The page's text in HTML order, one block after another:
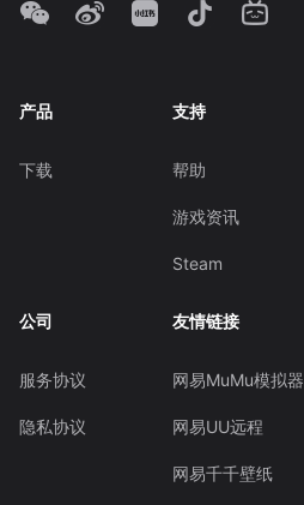
产品
下载
支持
帮助
游戏资讯
Steam
公司
服务协议
隐私协议
友情链接
网易MuMu模拟器
网易UU远程
网易千千壁纸